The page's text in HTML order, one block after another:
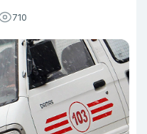
710